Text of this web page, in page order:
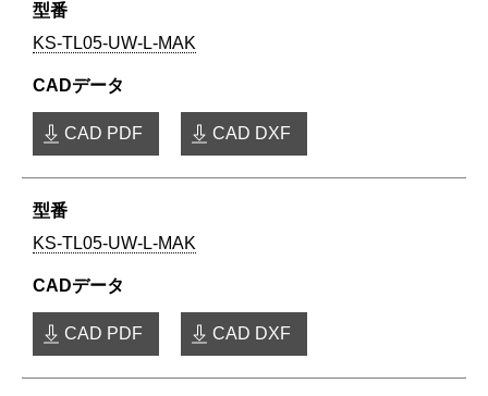
KS-TL05-UW-L-MAK
CAD PDF CAD DXF
KS-TL05-UW-L-MAK
CAD PDF CAD DXF